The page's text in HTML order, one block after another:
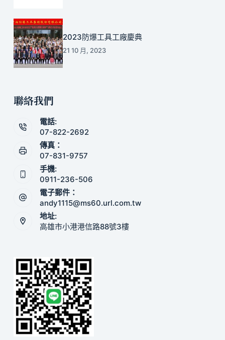
2023防爆工具工廠慶典
21 10 月, 2023
聯絡我們
電話:
07-822-2692
傳真：
07-831-9757
手機:
0911-236-506
電子郵件：
andy1115@ms60.url.com.tw
地址:
高雄市小港港信路88號3樓